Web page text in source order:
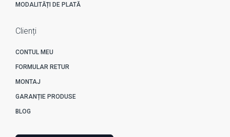
MODALITĂȚI DE PLATĂ
Clienți
CONTUL MEU
FORMULAR RETUR
MONTAJ
GARANȚIE PRODUSE
BLOG